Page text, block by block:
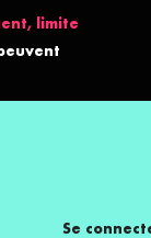
limite
Se